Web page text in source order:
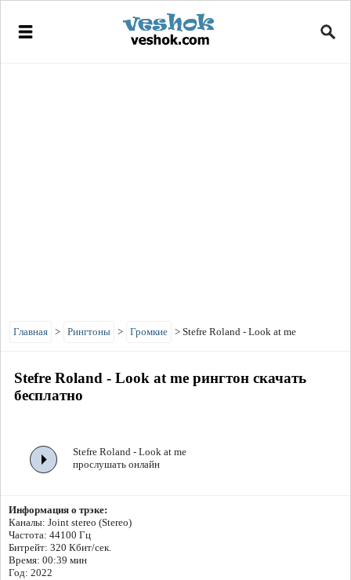
Главная > Рингтоны > Громкие > Stefre Roland - Look at me
Stefre Roland - Look at me рингтон скачать
бесплатно
Stefre Roland - Look at me
прослушать онлайн
Информация о трэке:
Каналы: Joint stereo (Stereo)
Частота: 44100 Гц
Битрейт: 320 Кбит/сек.
Время: 00:39 мин
Год: 2022